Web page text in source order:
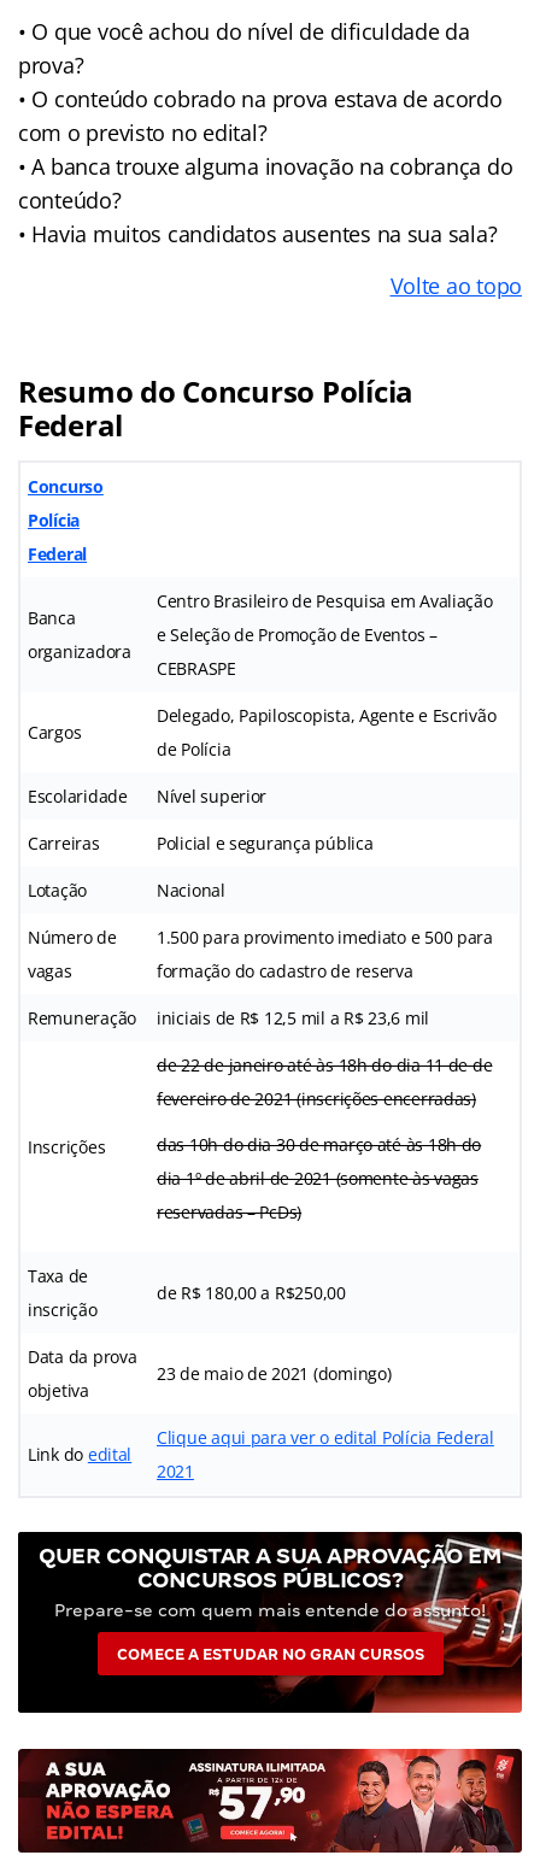
• O que você achou do nível de dificuldade da
prova?
• O conteúdo cobrado na prova estava de acordo
com o previsto no edital?
• A banca trouxe alguma inovação na cobrança do
conteúdo?
• Havia muitos candidatos ausentes na sua sala?
Volte ao topo
Resumo do Concurso Polícia
Federal
Concurso
Polícia
Federal
Banca
organizadora
Centro Brasileiro de Pesquisa em Avaliação
e Seleção de Promoção de Eventos –
CEBRASPE
Cargos
Delegado, Papiloscopista, Agente e Escrivão
de Polícia
Escolaridade Nível superior
Carreiras Policial e segurança pública
Lotação Nacional
Número de
vagas
1.500 para provimento imediato e 500 para
formação do cadastro de reserva
Remuneração iniciais de R$ 12,5 mil a R$ 23,6 mil
Inscrições
de 22 de janeiro até às 18h do dia 11 de de
fevereiro de 2021 (inscrições encerradas)
das 10h do dia 30 de março até às 18h do
dia 1º de abril de 2021 (somente às vagas
reservadas – PcDs)
Taxa de
inscrição
de R$ 180,00 a R$250,00
Data da prova
objetiva
23 de maio de 2021 (domingo)
Link do edital
Clique aqui para ver o edital Polícia Federal
2021
QUER CONQUISTAR A SUA APROVAÇÃO EM
CONCURSOS PÚBLICOS?
Prepare-se com quem mais entende do assunto!
COMECE A ESTUDAR NO GRAN CURSOS